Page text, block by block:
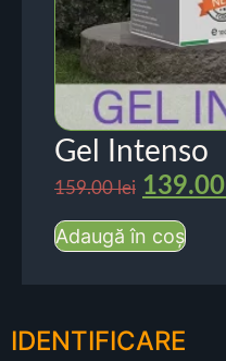
Gel Intenso
159.00lei 139.00
Adaugă în coș
IDENTIFICARE